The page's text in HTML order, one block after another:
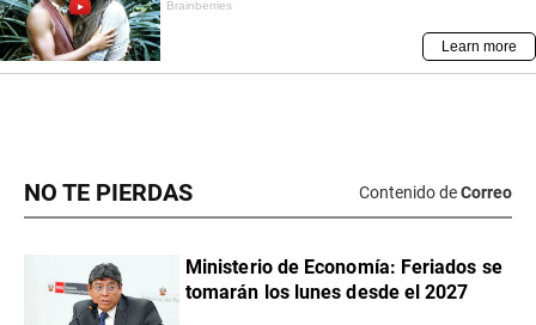
NO TE PIERDAS Contenido deCorreo
Ministerio de Economía: Feriados se
tomarán los lunes desde el 2027